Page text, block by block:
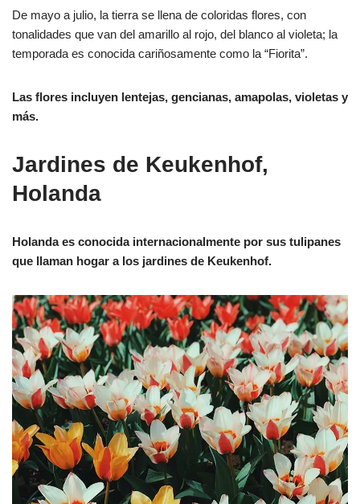
De mayo a julio, la tierra se llena de coloridas flores, con
tonalidades que van del amarillo al rojo, del blanco al violeta; la
temporada es conocida cariñosamente como la “Fiorita”.
Las flores incluyen lentejas, gencianas, amapolas, violetas y
más.
Jardines de Keukenhof,
Holanda
Holanda es conocida internacionalmente por sus tulipanes
que llaman hogar a los jardines de Keukenhof.